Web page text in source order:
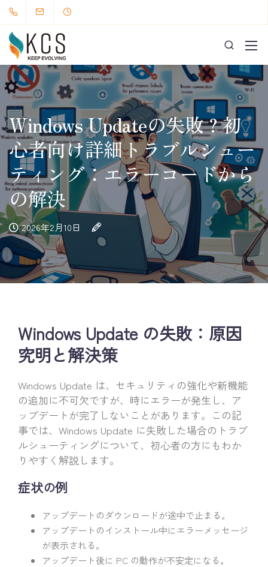
Windows Updateの失敗？初
心者向け詳細トラブルシュー
ティング：エラーコードから
の解決
2026年2月10日
Windows Update の失敗：原因
究明と解決策
Windows Update は、セキュリティの強化や新機能
の追加に不可欠ですが、時にエラーが発生し、ア
ップデートが完了しないことがあります。この記
事では、Windows Update に失敗した場合のトラブ
ルシューティングについて、初心者の方にもわか
りやすく解説します。
症状の例
アップデートのダウンロードが途中で止まる。
アップデートのインストール中にエラーメッセージ
が表示される。
アップデート後に PC の動作が不安定になる。